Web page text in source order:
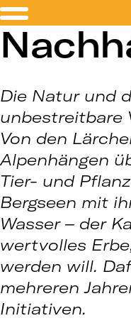
Die Natur und
unbestreitbare
Von den
Alpenhängen
Tier- und
Bergseen mit
Wasser – der
wertvolles
werden will.
mehreren
Initiativen.